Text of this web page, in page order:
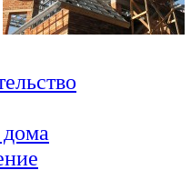
дома